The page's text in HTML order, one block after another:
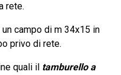
rete.
campo di m 34x15 in
privo di rete.
quali il tamburello a